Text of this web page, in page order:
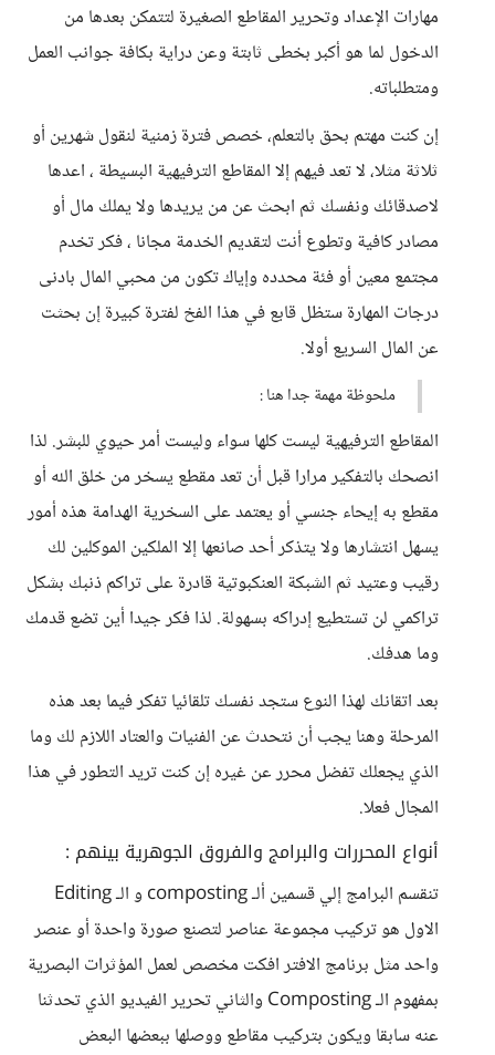
مهارات الإعداد وتحرير المقاطع الصغيرة لتتمكن بعدها من
الدخول لما هو أكبر بخطى ثابتة وعن دراية بكافة جوانب العمل
ومتطلباته.
إن كنت مهتم بحق بالتعلم، خصص فترة زمنية لنقول شهرين أو
ثلاثة مثلا، لا تعد فيهم إلا المقاطع الترفيهية البسيطة ، اعدها
لاصدقائك ونفسك ثم ابحث عن من يريدها ولا يملك مال أو
مصادر كافية وتطوع أنت لتقديم الخدمة مجانا ، فكر تخدم
مجتمع معين أو فئة محدده وإياك تكون من محبي المال بادنى
درجات المهارة ستظل قابع في هذا الفخ لفترة كبيرة إن بحثت
عن المال السريع أولا.
ملحوظة مهمة جدا هنا :
المقاطع الترفيهية ليست كلها سواء وليست أمر حيوي للبشر. لذا
انصحك بالتفكير مرارا قبل أن تعد مقطع يسخر من خلق الله أو
مقطع به إيحاء جنسي أو يعتمد على السخرية الهدامة هذه أمور
يسهل انتشارها ولا يتذكر أحد صانعها إلا الملكين الموكلين لك
رقيب وعتيد ثم الشبكة العنكبوتية قادرة على تراكم ذنبك بشكل
تراكمي لن تستطيع إدراكه بسهولة. لذا فكر جيدا أين تضع قدمك
وما هدفك.
بعد اتقانك لهذا النوع ستجد نفسك تلقائيا تفكر فيما بعد هذه
المرحلة وهنا يجب أن نتحدث عن الفنيات والعتاد اللازم لك وما
الذي يجعلك تفضل محرر عن غيره إن كنت تريد التطور في هذا
المجال فعلا.
أنواع المحررات والبرامج والفروق الجوهرية بينهم :
تنقسم البرامج إلي قسمين ألـ composting و الـ Editing
الاول هو تركيب مجموعة عناصر لتصنع صورة واحدة أو عنصر
واحد مثل برنامج الافتر افكت مخصص لعمل المؤثرات البصرية
بمفهوم الـ Composting والثاني تحرير الفيديو الذي تحدثنا
عنه سابقا ويكون بتركيب مقاطع ووصلها ببعضها البعض